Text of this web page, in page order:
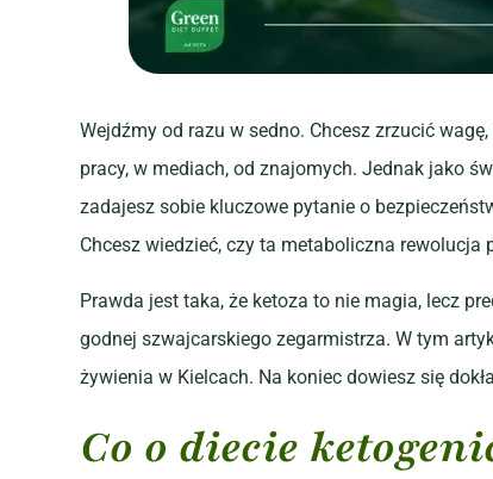
Wejdźmy od razu w sedno. Chcesz zrzucić
pracy, w mediach, od znajomych. Jednak jako
zadajesz sobie kluczowe pytanie o
Chcesz wiedzieć, czy ta metaboliczna rewolucja
Prawda jest taka, że ketoza to nie magia, lecz
godnej szwajcarskiego zegarmistrza. W tym
żywienia w Kielcach. Na koniec dowiesz się
Co o diecie